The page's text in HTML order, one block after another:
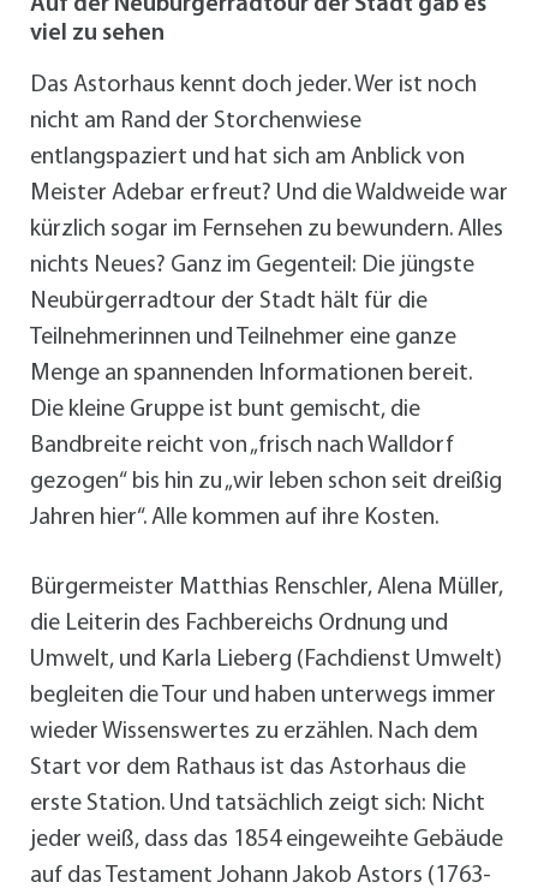
Auf der Neubürgerradtour der Stadt gab es
viel zu sehen
Das Astorhaus kennt doch jeder. Wer ist noch
nicht am Rand der Storchenwiese
entlangspaziert und hat sich am Anblick von
Meister Adebar erfreut? Und die Waldweide war
kürzlich sogar im Fernsehen zu bewundern. Alles
nichts Neues? Ganz im Gegenteil: Die jüngste
Neubürgerradtour der Stadt hält für die
Teilnehmerinnen und Teilnehmer eine ganze
Menge an spannenden Informationen bereit.
Die kleine Gruppe ist bunt gemischt, die
Bandbreite reicht von „frisch nach Walldorf
gezogen“ bis hin zu „wir leben schon seit dreißig
Jahren hier“. Alle kommen auf ihre Kosten.
Bürgermeister Matthias Renschler, Alena Müller,
die Leiterin des Fachbereichs Ordnung und
Umwelt, und Karla Lieberg (Fachdienst Umwelt)
begleiten die Tour und haben unterwegs immer
wieder Wissenswertes zu erzählen. Nach dem
Start vor dem Rathaus ist das Astorhaus die
erste Station. Und tatsächlich zeigt sich: Nicht
jeder weiß, dass das 1854 eingeweihte Gebäude
auf das Testament Johann Jakob Astors (1763-